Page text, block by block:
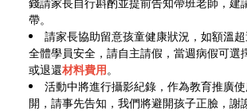
錢請家長自行斟酌並提前告知帶班老師，建
帶。
請家長協助留意孩童健康狀況，如額溫
全體學員安全，請自主請假，當週病假可選
或退還材料費用。
活動中將進行攝影紀錄，作為教育推廣
開，請事先告知，我們將避開孩子正臉，謝